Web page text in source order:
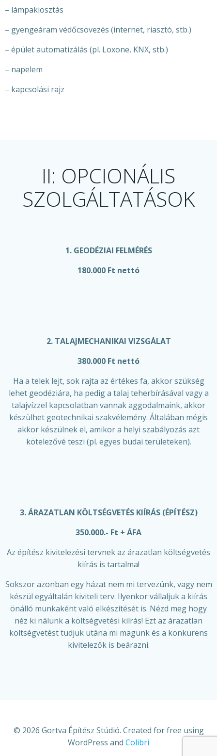
– lámpakiosztás
– gyengeáram védőcsövezés (internet, riasztó, stb.)
– épület automatizálás (pl. Loxone, KNX, stb.)
– napelem
– kapcsolási rajz
II: OPCIONÁLIS
SZOLGÁLTATÁSOK
1. GEODÉZIAI FELMÉRÉS
180.000 Ft nettó
2. TALAJMECHANIKAI VIZSGÁLAT
380.000 Ft nettó
Ha a telek lejt, sok rajta az értékes fa, akkor szükség
lehet geodéziára, ha pedig a talaj teherbírásával vagy a
talajvízzel kapcsolatban vannak aggodalmaink, akkor
készülhet geotechnikai szakvélemény. Általában mégis
akkor készülnek el, amikor a helyi szabályozás azt
kötelezővé teszi (pl. egyes budai területeken).
3. ÁRAZATLAN KÖLTSÉGVETÉS KIÍRÁS (ÉPÍTÉSZ)
350.000.- Ft + ÁFA
Az építész kivitelezési tervnek az árazatlan költségvetés
kiírás is tartalma!
Sokszor azonban egy házat nem mi tervezünk, vagy nem
készül egyáltalán kiviteli terv. Ilyenkor vállaljuk a kiírás
önálló munkaként való elkészítését is. Nézd meg hogy
néz ki nálunk a költségvetési kiírás! Ezt az árazatlan
költségvetést tudjuk utána mi magunk és a konkurens
kivitelezők is beárazni.
© 2026 Gortva Építész Stúdió. Created for free using
WordPress and Colibri